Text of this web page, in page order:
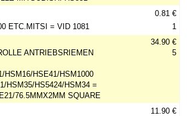
ETC.MITSI = VID 1081
0.81 €
1
ANTRIEBSRIEMEN
HSM16/HSE41/HSM1000
HSM35/HS5424/HSM34 =
76.5MMX2MM SQUARE
34.90 €
5
11.90 €